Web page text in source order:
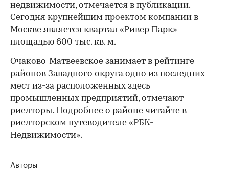
недвижимости, отмечается в публикации.
Сегодня крупнейшим проектом компании в
Москве является квартал «Ривер Парк»
площадью 600 тыс. кв. м.
Очаково-Матвеевское занимает в рейтинге
районов Западного округа одно из последних
мест из-за расположенных здесь
промышленных предприятий, отмечают
риелторы. Подробнее о районе читайте в
риелторском путеводителе «РБК-
Недвижимости».
Авторы